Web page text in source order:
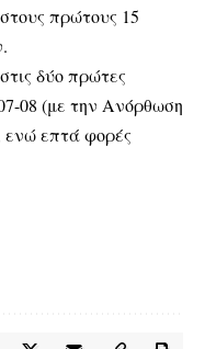
πρώτους 15
δύο πρώτες
08 (με την Ανόρθωση
επτά φορές